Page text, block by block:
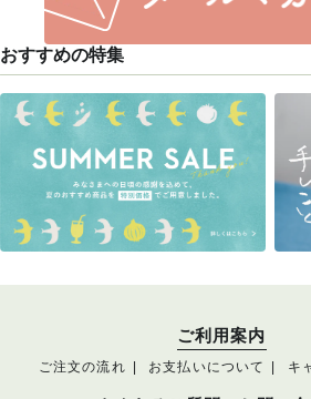
おすすめの特集
ご利用案内
ご注文の流れ お支払いについて キ